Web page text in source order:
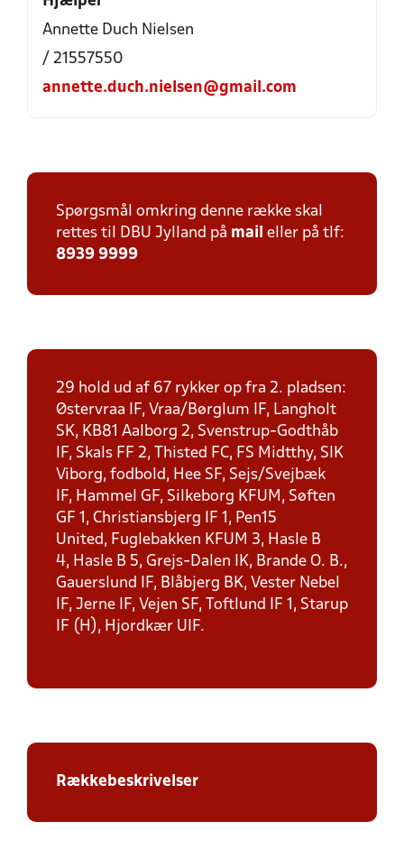
Annette Duch Nielsen
/ 21557550
annette.duch.nielsen@gmail.com
Spørgsmål omkring denne række skal
rettes til DBU Jylland på mail eller på tlf:
8939 9999
29 hold ud af 67 rykker op fra 2. pladsen:
Østervraa IF, Vraa/Børglum IF, Langholt
SK, KB81 Aalborg 2, Svenstrup-Godthåb
IF, Skals FF 2, Thisted FC, FS Midtthy, SIK
Viborg, fodbold, Hee SF, Sejs/Svejbæk
IF, Hammel GF, Silkeborg KFUM, Søften
GF 1, Christiansbjerg IF 1, Pen15
United, Fuglebakken KFUM 3, Hasle B
4, Hasle B 5, Grejs-Dalen IK, Brande O. B.,
Gauerslund IF, Blåbjerg BK, Vester Nebel
IF, Jerne IF, Vejen SF, Toftlund IF 1, Starup
IF (H), Hjordkær UIF.
Rækkebeskrivelser